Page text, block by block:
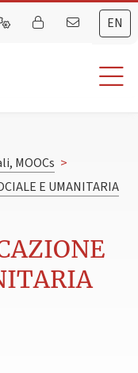
EN
MOOCs >
E UMANITARIA